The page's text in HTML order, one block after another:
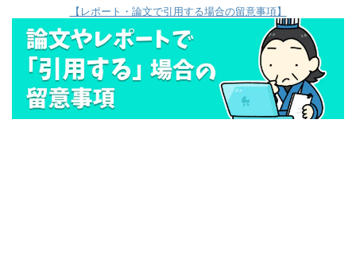
【レポート・論文で引用する場合の留意事項】